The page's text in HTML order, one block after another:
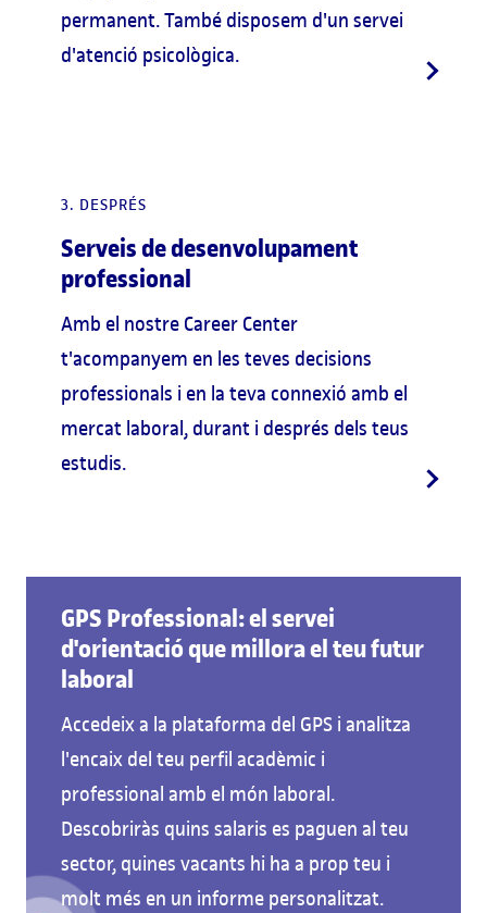
permanent. També disposem d'un servei
d'atenció psicològica.
3. DESPRÉS
Serveis de desenvolupament
professional
Amb el nostre Career Center
t'acompanyem en les teves decisions
professionals i en la teva connexió amb el
mercat laboral, durant i després dels teus
estudis.
GPS Professional: el servei
d'orientació que millora el teu futur
laboral
Accedeix a la plataforma del GPS i analitza
l'encaix del teu perfil acadèmic i
professional amb el món laboral.
Descobriràs quins salaris es paguen al teu
sector, quines vacants hi ha a prop teu i
molt més en un informe personalitzat.